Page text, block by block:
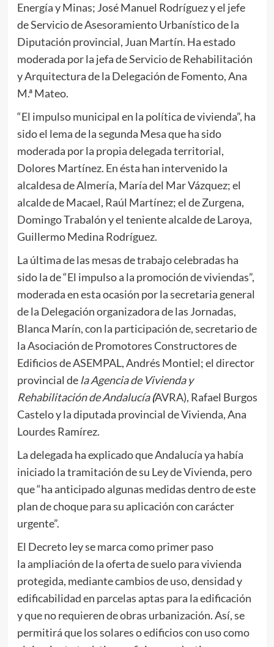
Energía y Minas; José Manuel Rodríguez y el jefe
de Servicio de Asesoramiento Urbanístico de la
Diputación provincial, Juan Martín. Ha estado
moderada por la jefa de Servicio de Rehabilitación
y Arquitectura de la Delegación de Fomento, Ana
M.ª Mateo.
“El impulso municipal en la política de vivienda”, ha
sido el lema de la segunda Mesa que ha sido
moderada por la propia delegada territorial,
Dolores Martínez. En ésta han intervenido la
alcaldesa de Almería, María del Mar Vázquez; el
alcalde de Macael, Raúl Martínez; el de Zurgena,
Domingo Trabalón y el teniente alcalde de Laroya,
Guillermo Medina Rodríguez.
La última de las mesas de trabajo celebradas ha
sido la de “El impulso a la promoción de viviendas”,
moderada en esta ocasión por la secretaria general
de la Delegación organizadora de las Jornadas,
Blanca Marín, con la participación de, secretario de
la Asociación de Promotores Constructores de
Edificios de ASEMPAL, Andrés Montiel; el director
provincial dela Agencia de Vivienda y
Rehabilitación de Andalucía(AVRA), Rafael Burgos
Castelo y la diputada provincial de Vivienda, Ana
Lourdes Ramírez.
La delegada ha explicado que Andalucía ya había
iniciado la tramitación de su Ley de Vivienda, pero
que “ha anticipado algunas medidas dentro de este
plan de choque para su aplicación con carácter
urgente”.
El Decreto ley se marca como primer paso
la ampliación de la oferta de suelo para vivienda
protegida, mediante cambios de uso, densidad y
edificabilidad en parcelas aptas para la edificación
y que no requieren de obras urbanización. Así, se
permitirá que los solares o edificios con uso como